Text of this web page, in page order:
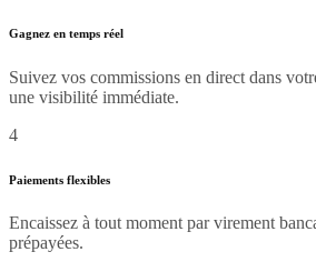
Gagnez en temps réel
Suivez vos commissions en direct dans
une visibilité immédiate.
4
Paiements flexibles
Encaissez à tout moment par virement
prépayées.